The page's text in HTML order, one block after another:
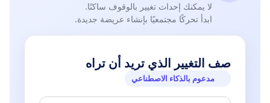
لا يمكنك إحداث تغيير بالوقوف ساكنًا.
ابدأ تحركًا مجتمعيًا بإنشاء عريضة جديدة.
صف التغيير الذي تريد أن تراه
مدعوم بالذكاء الاصطناعي